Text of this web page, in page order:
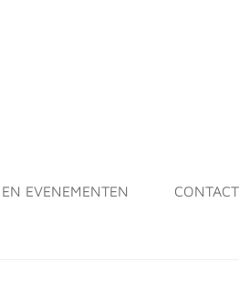
EVENEMENTEN CONTACT